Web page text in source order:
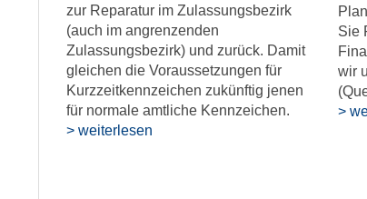
zur Reparatur im Zulassungsbezirk
(auch im angrenzenden
Zulassungsbezirk) und zurück. Damit
gleichen die Voraussetzungen für
Kurzzeitkennzeichen zukünftig jenen
für normale amtliche Kennzeichen.
> weiterlesen
Sie
wir
>